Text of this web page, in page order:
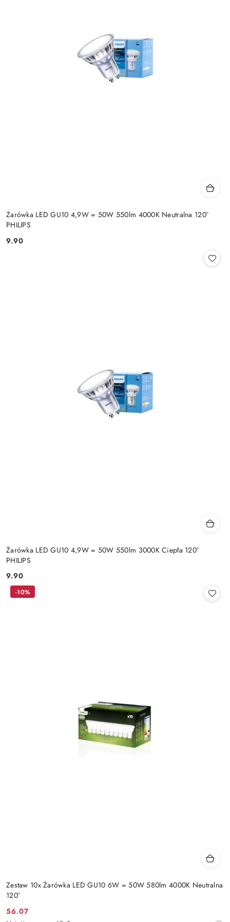
Żarówka LED GU10 4,9W = 50W 550lm 4000K Neutralna 120°
PHILIPS
Cena:
9.90
Żarówka LED GU10 4,9W = 50W 550lm 3000K Ciepła 120°
PHILIPS
Cena:
9.90
Zestaw 10x Żarówka LED GU10 6W = 50W 580lm 4000K Neutralna
120°
Cena
56.07
-10%